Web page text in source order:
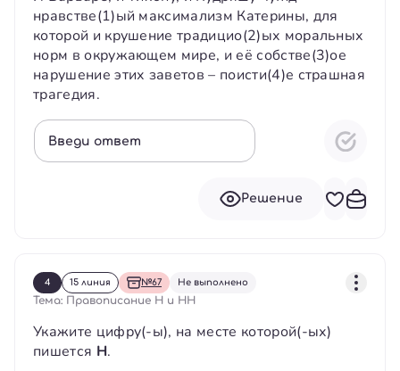
нравстве(1)ый максимализм Катерины, для
которой и крушение традицио(2)ых моральных
норм в окружающем мире, и её собстве(3)ое
нарушение этих заветов – поисти(4)е страшная
трагедия.
Введи ответ
Решение
4 15 линия №67 Не выполнено
Тема: Правописание Н и НН
Укажите цифру(-ы), на месте которой(-ых)
пишется Н.